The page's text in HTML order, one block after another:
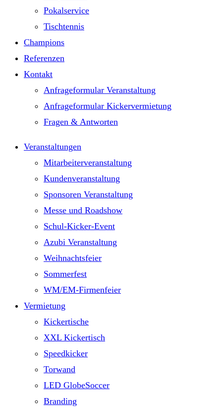
Pokalservice
Tischtennis
Champions
Referenzen
Kontakt
Anfrageformular Veranstaltung
Anfrageformular Kickervermietung
Fragen & Antworten
Veranstaltungen
Mitarbeiterveranstaltung
Kundenveranstaltung
Sponsoren Veranstaltung
Messe und Roadshow
Schul-Kicker-Event
Azubi Veranstaltung
Weihnachtsfeier
Sommerfest
WM/EM-Firmenfeier
Vermietung
Kickertische
XXL Kickertisch
Speedkicker
Torwand
LED GlobeSoccer
Branding